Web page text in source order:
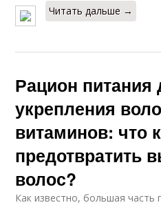
Читать дальше →
Рацион питания
укрепления
витаминов: что
предотвратить
волос?
Как известно, большая